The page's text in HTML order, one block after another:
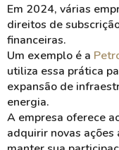
Em 2024, várias
direitos de
financeiras.
Um exemplo é a
utiliza essa prática
expansão de
energia.
A empresa oferece
adquirir novas